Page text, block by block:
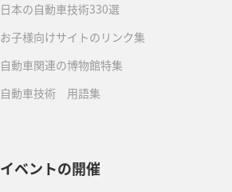
日本の自動車技術330選
お子様向けサイトのリンク集
自動車関連の博物館特集
自動車技術 用語集
イベントの開催